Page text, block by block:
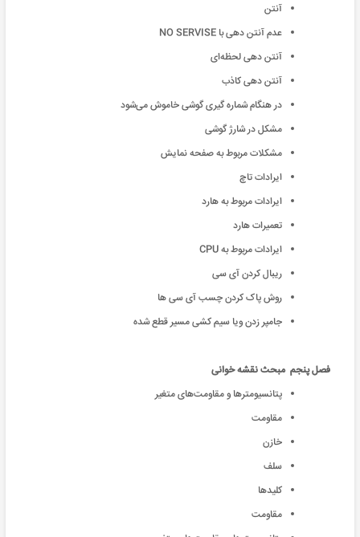
آنتن
عدم آنتن‌ دهی با NO SERVISE
آنتن دهی لحظه‌ای
آنتن‌ دهی کاذب
در هنگام شماره گیری گوشی خاموش می‌شود
مشکل در شارژ گوشی
مشکلات مربوط به صفحه نمایش
ایرادات تاچ
ایرادات مربوط به هارد
تعمیرات هارد
ایرادات مربوط به CPU
ریبال کردن ‌آی سی
روش پاک کردن چسب ‌آی سی ها
جامپر زدن ویا سیم کشی مسیر قطع شده
فصل پنجم مبحث نقشه خوانی
پتانسیومترها و مقاومت‌های متغیر
مقاومت
خازن
سلف
کلیدها
مقاومت